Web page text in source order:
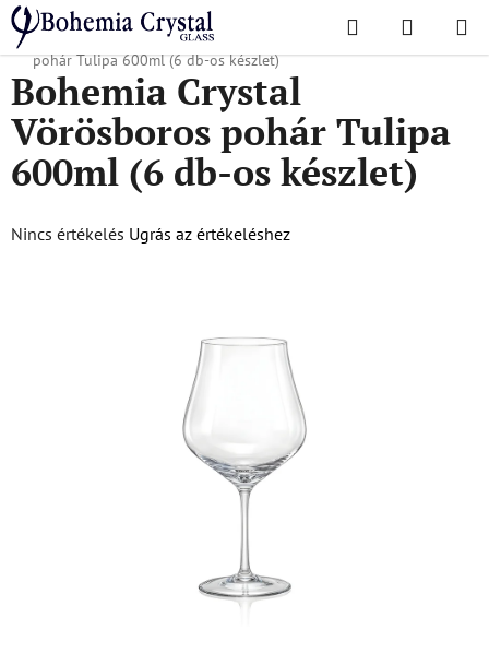
Ugrás
fő
tartalomhoz
Keresés KOSÁR
Kezdőlap
/ Népszerű kollekciók / Tulipán
Bohemia Crystal Vörösboros
pohár Tulipa 600ml (6 db-os készlet)
Bohemia Crystal
Vörösboros pohár Tulipa
600ml (6 db-os készlet)
A
Nincs értékelés Ugrás az értékeléshez